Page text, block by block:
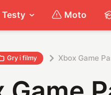
Testy Moto
Gry i filmy Xbox Game